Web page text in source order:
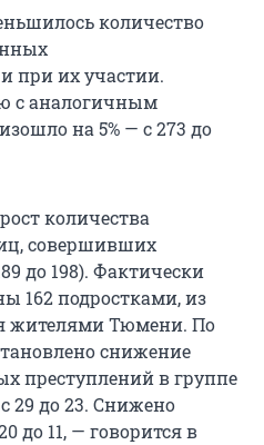
количество
при их участии.
с аналогичным
на 5% — с 273 до
количества
совершивших
до 198). Фактически
162 подростками, из
жителями Тюмени. По
снижение
преступлений в группе
29 до 23. Снижено
до 11, — говорится в